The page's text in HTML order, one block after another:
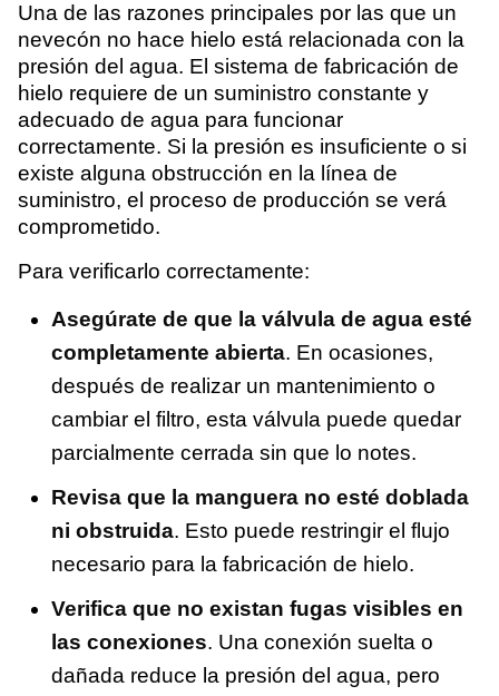
Una de las razones principales por las que un
nevecón no hace hielo está relacionada con la
presión del agua. El sistema de fabricación de
hielo requiere de un suministro constante y
adecuado de agua para funcionar
correctamente. Si la presión es insuficiente o si
existe alguna obstrucción en la línea de
suministro, el proceso de producción se verá
comprometido.
Para verificarlo correctamente:
Asegúrate de que la válvula de agua esté
completamente abierta. En ocasiones,
después de realizar un mantenimiento o
cambiar el filtro, esta válvula puede quedar
parcialmente cerrada sin que lo notes.
Revisa que la manguera no esté doblada
ni obstruida. Esto puede restringir el flujo
necesario para la fabricación de hielo.
Verifica que no existan fugas visibles en
las conexiones. Una conexión suelta o
dañada reduce la presión del agua, pero